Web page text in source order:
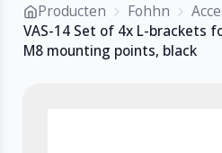
Producten Fohhn
VAS-14 Set of 4x L-brackets
M8 mounting points, black